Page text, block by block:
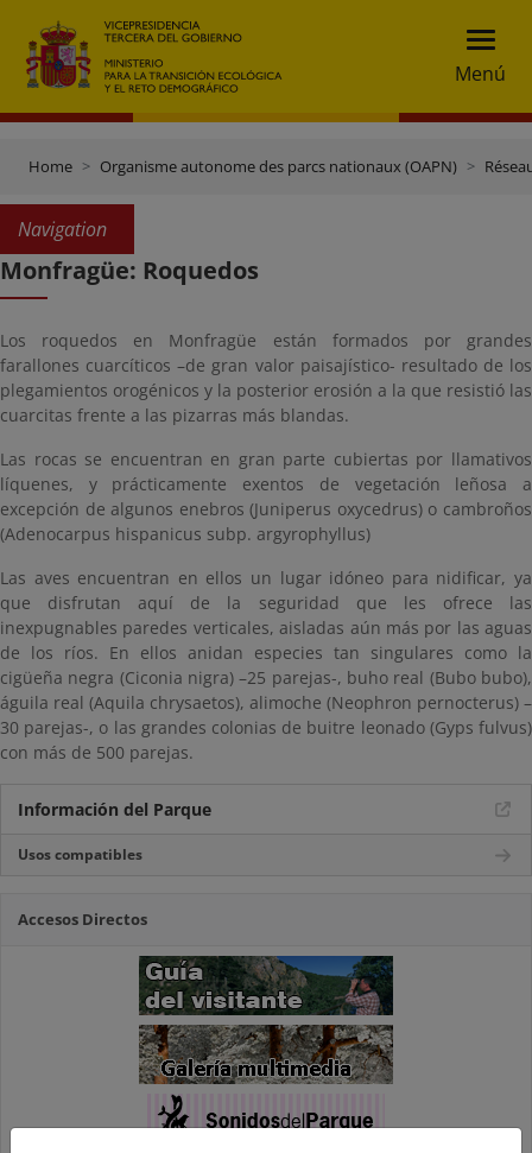
Menú
Home Organisme autonome des parcs nationaux (OAPN)
Navigation
Monfragüe: Roquedos
Los roquedos en Monfragüe están formados por grandes
farallones cuarcíticos –de gran valor paisajístico- resultado de los
plegamientos orogénicos y la posterior erosión a la que resistió las
cuarcitas frente a las pizarras más blandas.
Las rocas se encuentran en gran parte cubiertas por llamativos
líquenes, y prácticamente exentos de vegetación leñosa a
excepción de algunos enebros (Juniperus oxycedrus) o cambroños
(Adenocarpus hispanicus subp. argyrophyllus)
Las aves encuentran en ellos un lugar idóneo para nidificar, ya
que disfrutan aquí de la seguridad que les ofrece las
inexpugnables paredes verticales, aisladas aún más por las aguas
de los ríos. En ellos anidan especies tan singulares como la
cigüeña negra (Ciconia nigra) –25 parejas-, buho real (Bubo bubo),
águila real (Aquila chrysaetos), alimoche (Neophron pernocterus) –
30 parejas-, o las grandes colonias de buitre leonado (Gyps fulvus)
con más de 500 parejas.
Información del Parque
Usos compatibles
Accesos Directos